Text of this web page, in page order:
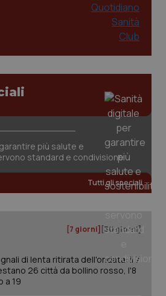
più salute e
standard e condivisione
Tutti gli speciali
[7 giorni] [30 giorni]
di lenta ritirata dell'ondata: il 7
26 città da bollino rosso, l'8
a 19
www.quotidianosanita.it
www.quotidianosanita.it